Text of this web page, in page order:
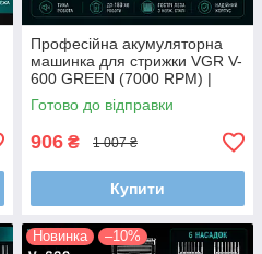
Професійна акумуляторна
машинка для стрижки VGR V-
600 GREEN (7000 RPM) |
Металевий корпус, леза з
DLC-покриттям та батарея
Готово до відправки
906 ₴ 1 007 ₴
Купити
Новинка –10%